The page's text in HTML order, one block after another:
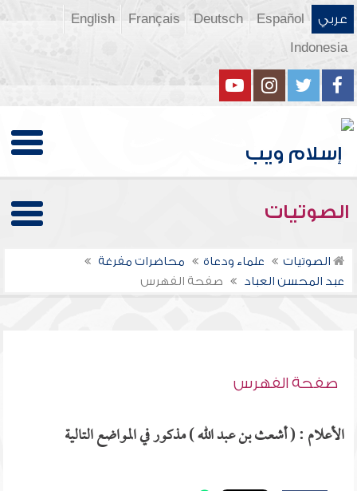
عربي Español
Deutsch
Français
English
Indonesia
الصوتيات
الصوتيات علماء ودعاة
محاضرات مفرغة
عبد المحسن العباد
صفحة الفهرس
صفحة الفهرس
الأعلام : ( أشعث بن عبد الله ) مذكور في المواضع التالية